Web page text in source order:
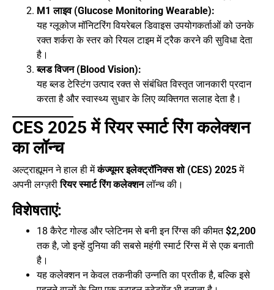
M1 लाइव (Glucose Monitoring Wearable):
यह ग्लूकोज मॉनिटरिंग वियरेबल डिवाइस उपयोगकर्ताओं को उनके
रक्त शर्करा के स्तर को रियल टाइम में ट्रैक करने की सुविधा देता
है।
ब्लड विजन (Blood Vision):
यह ब्लड टेस्टिंग उत्पाद रक्त से संबंधित विस्तृत जानकारी प्रदान
करता है और स्वास्थ्य सुधार के लिए व्यक्तिगत सलाह देता है।
CES 2025 में रियर स्मार्ट रिंग कलेक्शन
का लॉन्च
अल्ट्राह्यूमन ने हाल ही मेंकंज्यूमर इलेक्ट्रॉनिक्स शो (CES) 2025में
अपनी लग्ज़रीरियर स्मार्ट रिंग कलेक्शनलॉन्च की।
विशेषताएं:
18 कैरेट गोल्ड और प्लेटिनम से बनी इन रिंग्स की कीमत$2,200
तक है, जो इन्हें दुनिया की सबसे महंगी स्मार्ट रिंग्स में से एक बनाती
है।
यह कलेक्शन न केवल तकनीकी उन्नति का प्रतीक है, बल्कि इसे